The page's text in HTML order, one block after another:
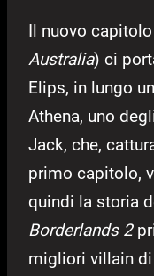
Il nuovo
Australia) ci
Elips, in lungo
Athena, uno
Jack, che,
primo capitolo,
quindi la storia
Borderlands 2
migliori villain